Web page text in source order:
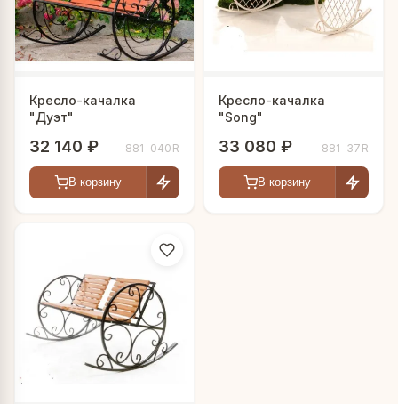
Кресло-качалка
"Дуэт"
32 140 ₽ 881-040R
В корзину
Кресло-качалка
"Song"
33 080 ₽ 881-37R
В корзину